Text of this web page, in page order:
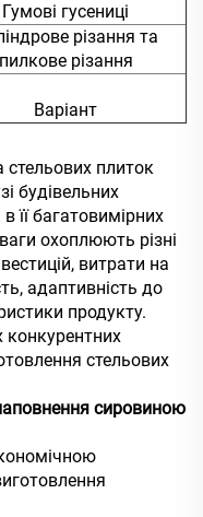
Гумові гусениці
різання та
пилкове різання
Варіант
стельових плиток
будівельних
її багатовимірних
охоплюють різні
витрати на
адаптивність до
продукту.
конкурентних
стельових
сировиною